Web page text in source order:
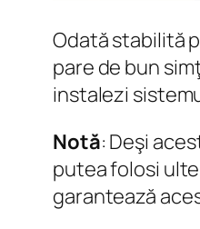
Odată stabilită
pare de bun
instalezi
Notă: Deşi
putea folosi
garantează